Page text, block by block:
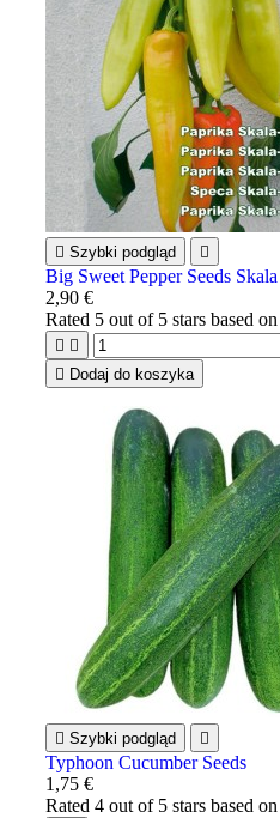
 Szybki podgląd 
Big Sweet Pepper Seeds Skala
2,90 €
Rated 5 out of 5 stars based on
 
 Dodaj do koszyka
 Szybki podgląd 
Typhoon Cucumber Seeds
1,75 €
Rated4 out of 5 stars based on